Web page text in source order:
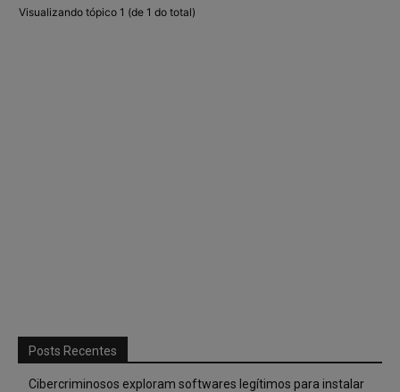
Visualizando tópico 1 (de 1 do total)
Posts Recentes
Cibercriminosos exploram softwares legítimos para instalar